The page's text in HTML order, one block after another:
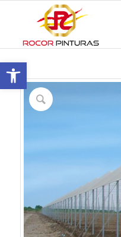
Abrir barra de herramientas